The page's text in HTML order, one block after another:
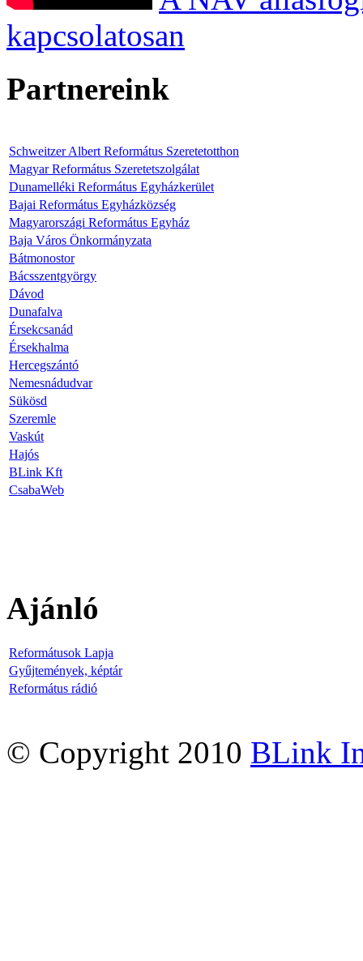
kapcsolatosan
Partnereink
Schweitzer Albert Református Szeretetotthon
Magyar Református Szeretetszolgálat
Dunamelléki Református Egyházkerület
Bajai Református Egyházközség
Magyarországi Református Egyház
Baja Város Önkormányzata
Bátmonostor
Bácsszentgyörgy
Dávod
Dunafalva
Érsekcsanád
Érsekhalma
Hercegszántó
Nemesnádudvar
Sükösd
Szeremle
Vaskút
Hajós
BLink Kft
CsabaWeb
Ajánló
Reformátusok Lapja
Gyűjtemények, képtár
Református rádió
© Copyright 2010 BLink